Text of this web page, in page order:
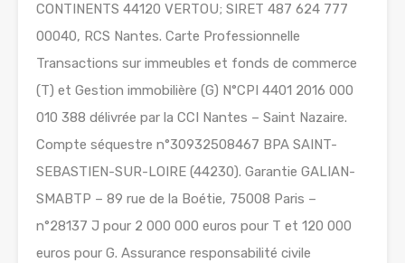
CONTINENTS 44120 VERTOU; SIRET 487 624 777
00040, RCS Nantes. Carte Professionnelle
Transactions sur immeubles et fonds de commerce
(T) et Gestion immobilière (G) N°CPI 4401 2016 000
010 388 délivrée par la CCI Nantes – Saint Nazaire.
Compte séquestre n°30932508467 BPA SAINT-
SEBASTIEN-SUR-LOIRE (44230). Garantie GALIAN-
SMABTP – 89 rue de la Boétie, 75008 Paris –
n°28137 J pour 2 000 000 euros pour T et 120 000
euros pour G. Assurance responsabilité civile